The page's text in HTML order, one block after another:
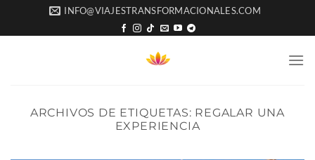
INFO@VIAJESTRANSFORMACIONALES.COM
ARCHIVOS DE ETIQUETAS: REGALAR UNA
EXPERIENCIA